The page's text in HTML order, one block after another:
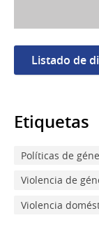
Listado de
Etiquetas
Políticas de
Violencia de
Violencia